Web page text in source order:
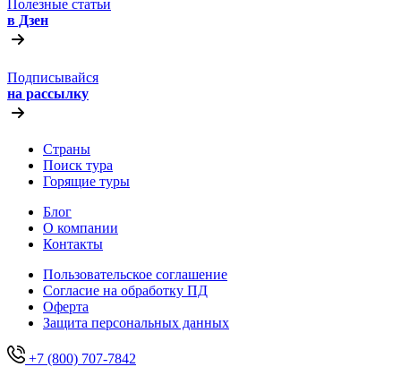
Полезные статьи
в Дзен
Подписывайся
на рассылку
Страны
Поиск тура
Горящие туры
Блог
О компании
Контакты
Пользовательское соглашение
Согласие на обработку ПД
Оферта
Защитa персональных данных
+7 (800) 707-7842